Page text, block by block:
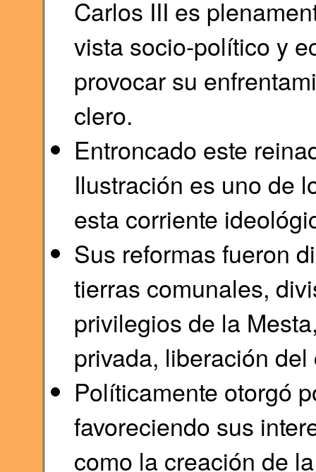
Carlos III es
vista socio-político y
provocar su
clero.
Entroncado este
Ilustración es uno de
esta corriente
Sus reformas fueron
tierras comunales,
privilegios de la
privada, liberación
Políticamente otorgó
favoreciendo sus
como la creación de